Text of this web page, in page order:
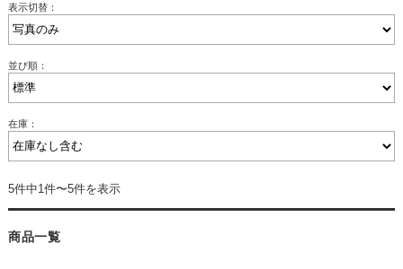
表示切替：
並び順：
在庫：
5件中1件〜5件を表示
商品一覧